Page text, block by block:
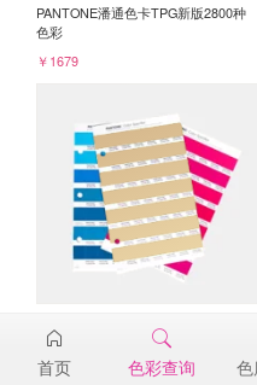
PANTONE潘通色卡TPG新版2800种
色彩
￥1679
15-1225TPG
￥98
首页 色彩查询